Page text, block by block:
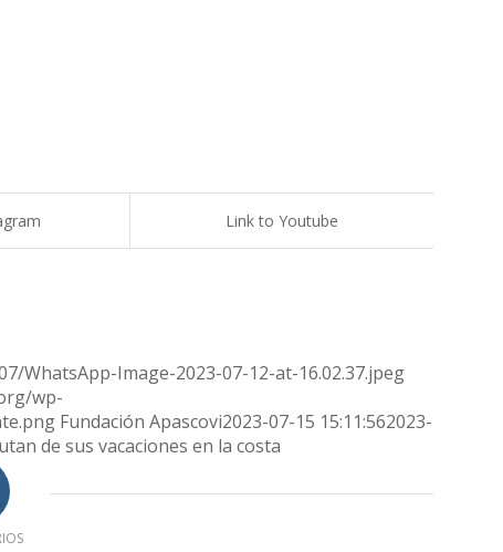
Link to Youtube
WhatsApp-Image-2023-07-12-at-16.02.37.jpeg
wp-
Fundación Apascovi2023-07-15 15:11:562023-
de sus vacaciones en la costa